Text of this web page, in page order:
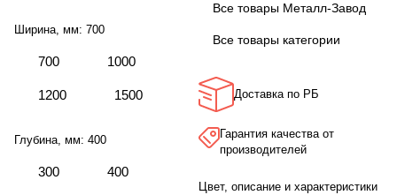
Ширина, мм: 700
700 1000
1200 1500
Глубина, мм: 400
300 400
Все товары Металл-Завод
Все товары категории
Доставка по РБ
Гарантия качества от
производителей
Цвет, описание и характеристики